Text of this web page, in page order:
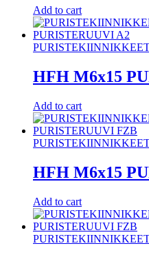
Add to cart
HFH M6x15
Add to cart
HFH M6x15
Add to cart